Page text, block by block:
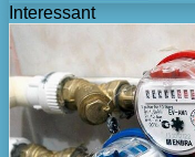
Interessant